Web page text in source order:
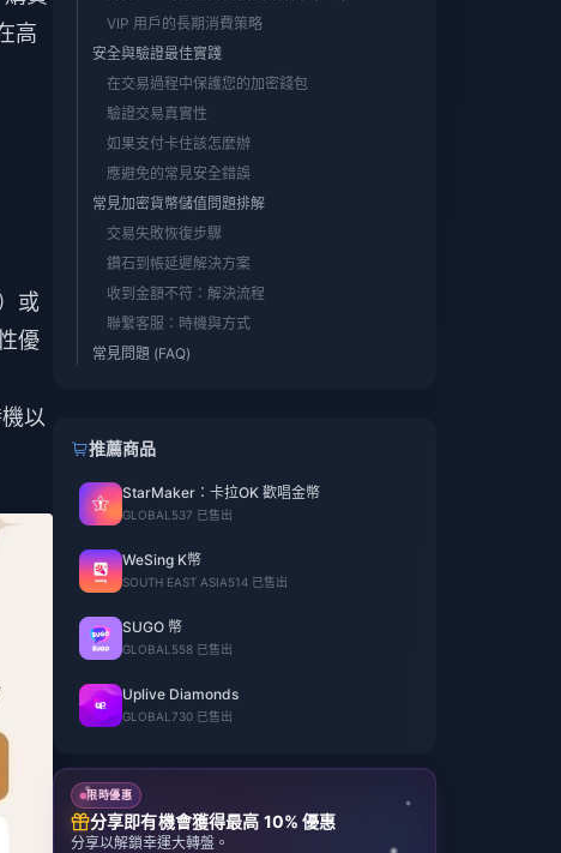
高
或
優
以
VIP 用戶的長期消費策略
安全與驗證最佳實踐
在交易過程中保護您的加密錢包
驗證交易真實性
如果支付卡住該怎麼辦
應避免的常見安全錯誤
常見加密貨幣儲值問題排解
交易失敗恢復步驟
鑽石到帳延遲解決方案
收到金額不符：解決流程
聯繫客服：時機與方式
常見問題 (FAQ)
推薦商品
StarMaker：卡拉OK 歡唱金幣
GLOBAL 537 已售出
WeSing K幣
SOUTH EAST ASIA514 已售出
SUGO 幣
GLOBAL 558 已售出
Uplive Diamonds
GLOBAL 730 已售出
限時優惠
分享即有機會獲得最高 10% 優惠
分享以解鎖幸運大轉盤。